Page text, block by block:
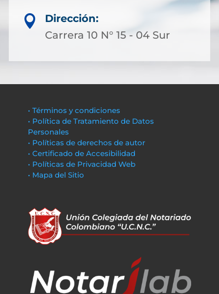

Dirección:
Carrera 10 N° 15 - 04 Sur
• Términos y condiciones
• Política de Tratamiento de Datos
Personales
• Políticas de derechos de autor
• Certificado de Accesibilidad
• Políticas de Privacidad Web
• Mapa del Sitio